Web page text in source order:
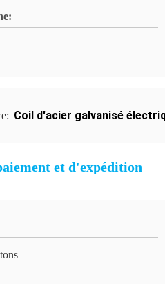
Coil d'acier galvanisé
et d'expédition